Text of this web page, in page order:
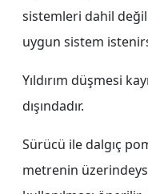
sistemleri dahil
uygun sistem
Yıldırım düşmesi
dışındadır.
Sürücü ile dalgıç
metrenin